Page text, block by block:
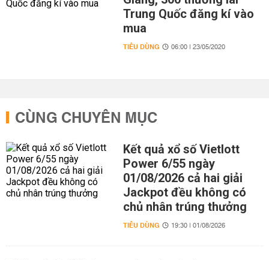
Trung Quốc đăng kí vào
mua
TIÊU DÙNG 06:00 | 23/05/2020
CÙNG CHUYÊN MỤC
Kết quả xổ số Vietlott
Power 6/55 ngày
01/08/2026 cả hai giải
Jackpot đều không có
chủ nhân trúng thưởng
TIÊU DÙNG 19:30 | 01/08/2026